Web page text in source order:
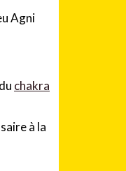
Agni
chakra
à la